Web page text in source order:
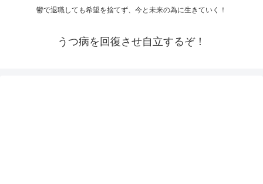
鬱で退職しても希望を捨てず、今と未来の為に生きていく！
うつ病を回復させ自立するぞ！